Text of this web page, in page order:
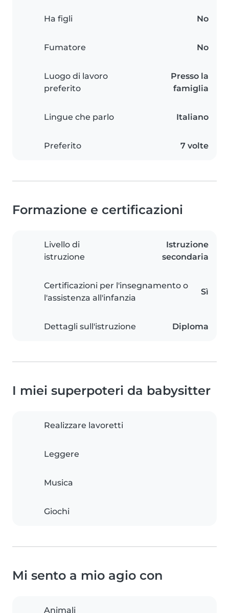
Ha figli No
Fumatore No
Luogo di lavoro
preferito
Presso la
famiglia
Lingue che parlo Italiano
Preferito 7 volte
Formazione e certificazioni
Livello di
istruzione
Istruzione
secondaria
Certificazioni per l'insegnamento o
l'assistenza all'infanzia
Sì
Dettagli sull'istruzione Diploma
I miei superpoteri da babysitter
Realizzare lavoretti
Leggere
Musica
Giochi
Mi sento a mio agio con
Animali